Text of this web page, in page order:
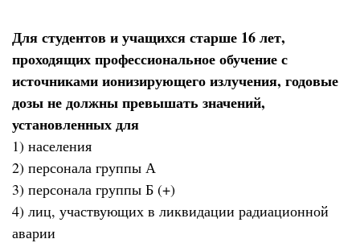
Для студентов и учащихся старше 16 лет,
проходящих профессиональное обучение с
источниками ионизирующего излучения, годовые
дозы не должны превышать значений,
установленных для
1) населения
2) персонала группы А
3) персонала группы Б (+)
4) лиц, участвующих в ликвидации радиационной
аварии